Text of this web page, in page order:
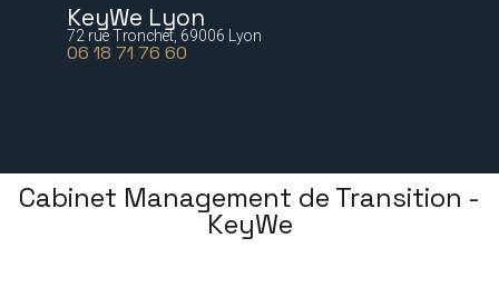
KeyWe Lyon
72 rue Tronchet, 69006 Lyon
06 18 71 76 60
Cabinet Management de Transition -
KeyWe